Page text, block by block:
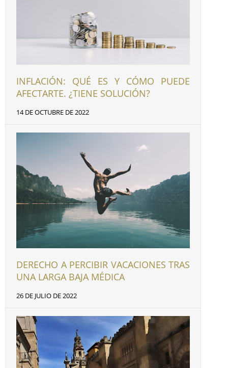
INFLACIÓN: QUÉ ES Y CÓMO PUEDE
AFECTARTE. ¿TIENE SOLUCIÓN?
14 DE OCTUBRE DE 2022
DERECHO A PERCIBIR VACACIONES TRAS
UNA LARGA BAJA MÉDICA
26 DE JULIO DE 2022